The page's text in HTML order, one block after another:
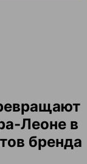
Леоне в
бренда